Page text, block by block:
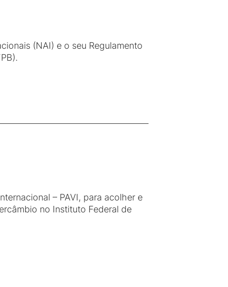
(NAI) e o seu Regulamento
– PAVI, para acolher e
no Instituto Federal de